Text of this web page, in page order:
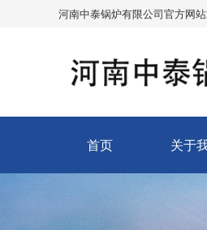
河南中泰锅炉有限公司官方网
首页 关于